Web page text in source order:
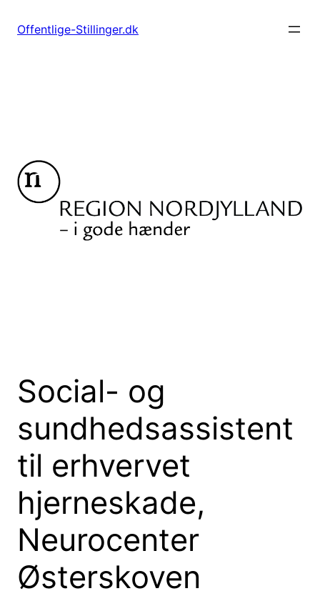
Offentlige-Stillinger.dk
Social- og
sundhedsassistent
til erhvervet
hjerneskade,
Neurocenter
Østerskoven